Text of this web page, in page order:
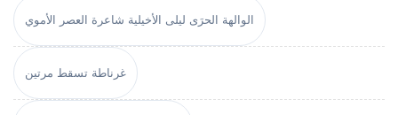
الوالهة الحرَى ليلى الأخيلية شاعرة العصر الأموي
غرناطة تسقط مرتين